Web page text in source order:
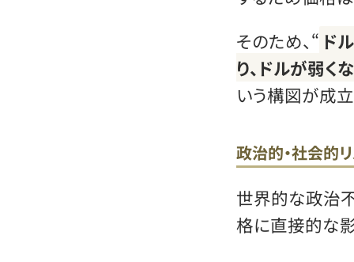
そのため、“ ド
り、ドルが弱
いう構図が成立
政治的・社会的
世界的な政治
格に直接的な